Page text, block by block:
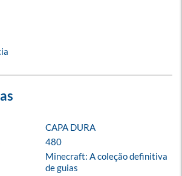
CAPA DURA
480
Minecraft: A coleção definitiva
de guias